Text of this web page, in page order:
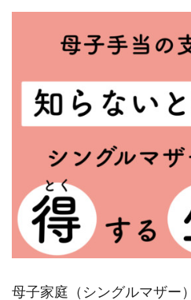
母子家庭（シングルマザー